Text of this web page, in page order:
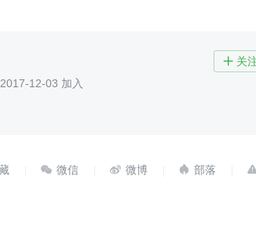
 关
2017-12-03 加入
  